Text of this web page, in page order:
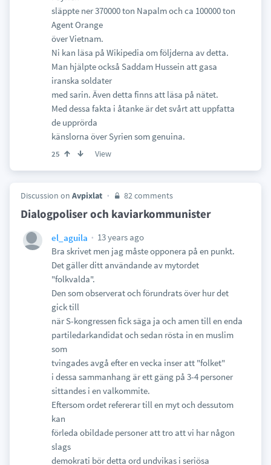
släppte ner 370000 ton Napalm och ca 100000 ton
Agent Orange
över Vietnam.
Ni kan läsa på Wikipedia om följderna av detta.
Man hjälpte också Saddam Hussein att gasa
iranska soldater
med sarin. Även detta finns att läsa på nätet.
Med dessa fakta i åtanke är det svårt att uppfatta
de upprörda
känslorna över Syrien som genuina.
25 View
Discussion on Avpixlat 82 comments
Dialogpoliser och kaviarkommunister
el_aguila
13 years ago
Bra skrivet men jag måste opponera på en punkt.
Det gäller ditt användande av mytordet
"folkvalda".
Den som observerat och förundrats över hur det
gick till
när S-kongressen fick säga ja och amen till en enda
partiledarkandidat och sedan rösta in en muslim
som
tvingades avgå efter en vecka inser att "folket"
i dessa sammanhang är ett gäng på 3-4 personer
sittandes i en valkommite.
Eftersom ordet refererar till en myt och dessutom
kan
förleda obildade personer att tro att vi har någon
slags
demokrati bör detta ord undvikas i seriösa